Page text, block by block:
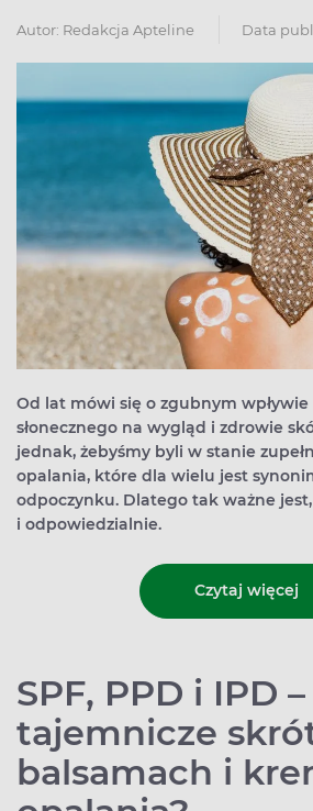
Autor: Redakcja Apteline Data
Od lat mówi się o zgubnym
słonecznego na wygląd i zdrowie
jednak, żebyśmy byli w stanie
opalania, które dla wielu jest
odpoczynku. Dlatego tak ważne
i odpowiedzialnie.
Czytaj więcej
SPF, PPD i IPD
tajemnicze
balsamach i